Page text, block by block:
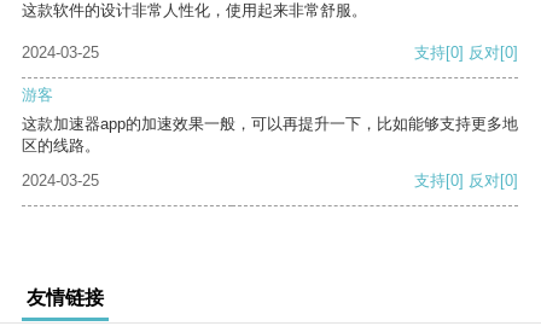
这款软件的设计非常人性化，使用起来非常舒服。
2024-03-25 支持[0] 反对[0]
游客
这款加速器app的加速效果一般，可以再提升一下，比如能够支持更多地
区的线路。
2024-03-25
支持[0] 反对[0]
友情链接